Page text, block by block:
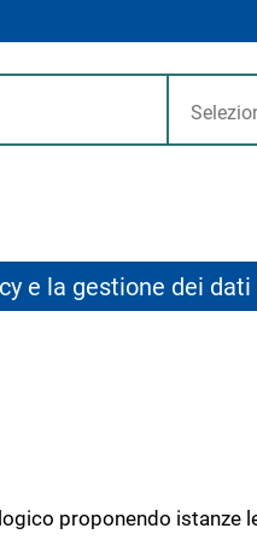
e la gestione dei dati
proponendo istanze